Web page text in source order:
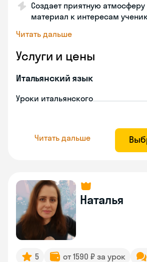
Создает приятную атмосферу
материал к интересам
Читать дальше
Услуги и цены
Итальянский язык
Уроки итальянского
Читать дальше
Наталья
5 от 1590 ₽ за урок